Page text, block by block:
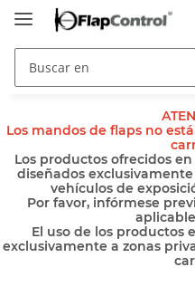
Los mandos de flaps no
Los productos ofrecidos
diseñados
vehículos de
Por favor, infórmese
El uso de los productos
exclusivamente a zonas